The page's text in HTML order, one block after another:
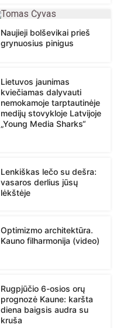
Naujieji bolševikai prieš
grynuosius pinigus
Lietuvos jaunimas
kviečiamas dalyvauti
nemokamoje tarptautinėje
medijų stovykloje Latvijoje
„Young Media Sharks“
Lenkiškas lečo su dešra:
vasaros derlius jūsų
lėkštėje
Optimizmo architektūra.
Kauno filharmonija (video)
Rugpjūčio 6-osios orų
prognozė Kaune: karšta
diena baigsis audra su
kruša